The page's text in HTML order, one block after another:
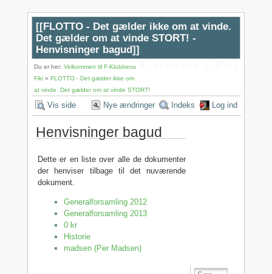
[[FLOTTO - Det gælder ikke om at vinde.
Det gælder om at vinde STORT! -
Henvisninger bagud]]
Du er her:Velkommen til F-Klubbens
Fiki »FLOTTO - Det gælder ikke om
at vinde. Det gælder om at vinde STORT!
Vis side Nye ændringer Indeks Log ind
Henvisninger bagud
Dette er en liste over alle de dokumenter
der henviser tilbage til det nuværende
dokument.
Generalforsamling 2012
Generalforsamling 2013
0 kr
Historie
madsen (Per Madsen)